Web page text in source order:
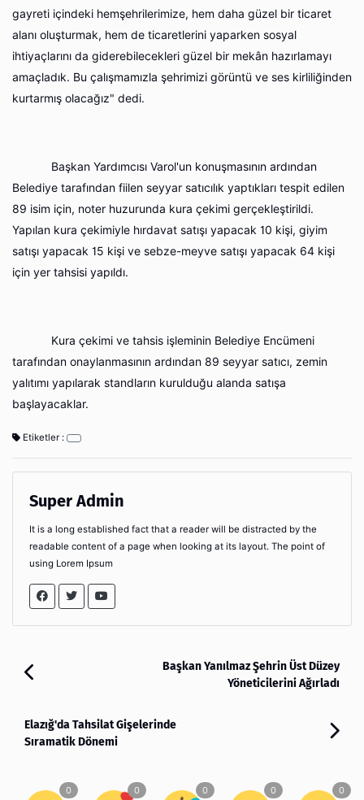
gayreti içindeki hemşehrilerimize, hem daha güzel bir ticaret
alanı oluşturmak, hem de ticaretlerini yaparken sosyal
ihtiyaçlarını da giderebilecekleri güzel bir mekân hazırlamayı
amaçladık. Bu çalışmamızla şehrimizi görüntü ve ses kirliliğinden
kurtarmış olacağız" dedi.
Başkan Yardımcısı Varol'un konuşmasının ardından
Belediye tarafından fiilen seyyar satıcılık yaptıkları tespit edilen
89 isim için, noter huzurunda kura çekimi gerçekleştirildi.
Yapılan kura çekimiyle hırdavat satışı yapacak 10 kişi, giyim
satışı yapacak 15 kişi ve sebze-meyve satışı yapacak 64 kişi
için yer tahsisi yapıldı.
Kura çekimi ve tahsis işleminin Belediye Encümeni
tarafından onaylanmasının ardından 89 seyyar satıcı, zemin
yalıtımı yapılarak standların kurulduğu alanda satışa
başlayacaklar.
Etiketler :
Super Admin
It is a long established fact that a reader will be distracted by the
readable content of a page when looking at its layout. The point of
using Lorem Ipsum
Başkan Yanılmaz Şehrin Üst Düzey
Yöneticilerini Ağırladı
Elazığ'da Tahsilat Gişelerinde
Sıramatik Dönemi